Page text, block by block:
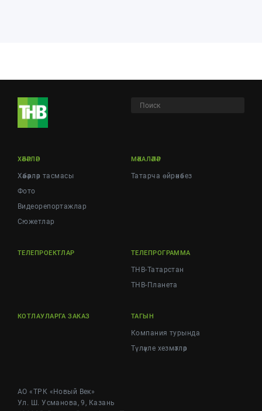
ХӘБӘРЛӘР
Хәбәрләр тасмасы
Фото
Видеорепортажлар
Cюжетлар
МӘКАЛӘЛӘР
Татарча өйрәнәбез
ТЕЛЕПРОЕКТЛАР ТЕЛЕПРОГРАММА
ТНВ-Татарстан
ТНВ-Планета
КОТЛАУЛАРГА ЗАКАЗ ТАГЫН
Компания турында
Түләүле хезмәтләр
АО «ТРК «Новый Век»
Ул. Ш. Усманова, 9, Казань